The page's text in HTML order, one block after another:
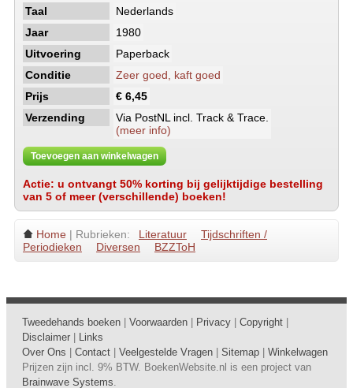
Taal
Nederlands
Jaar
1980
Uitvoering
Paperback
Conditie
Zeer goed, kaft goed
Prijs
€ 6,45
Verzending
Via PostNL incl. Track & Trace.
(meer info)
Toevoegen aan winkelwagen
Actie: u ontvangt 50% korting bij gelijktijdige bestelling
van 5 of meer (verschillende) boeken!
Home | Rubrieken: Literatuur
Tijdschriften /
Periodieken
Diversen BZZToH
Tweedehands boeken Voorwaarden Privacy Copyright
Disclaimer
Links
Over Ons
Contact Veelgestelde Vragen Sitemap
Winkelwagen
Prijzen zijn incl. 9% BTW. BoekenWebsite.nl is een project van
Brainwave Systems.